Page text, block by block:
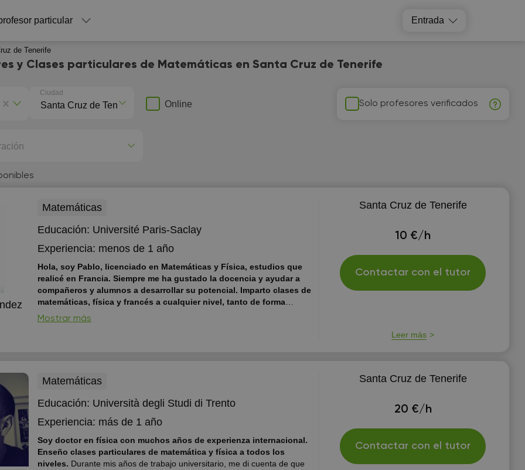
particular Entrada
de Tenerife
y Clases particulares de Matemáticas en Santa Cruz de Tenerife
Ciudad
Online Solo profesores verificados
Matemáticas
Educación: Université Paris-Saclay
Experiencia: menos de 1 año
Hola, soy Pablo, licenciado en Matemáticas y Física, estudios que
realicé en Francia. Siempre me ha gustado la docencia y ayudar a
compañeros y alumnos a desarrollar su potencial. Imparto clases de
matemáticas, física y francés a cualquier nivel, tanto de forma
presencial como online, adaptándome al ritmo y necesidades de
cada alumno.
Mostrar más
Santa Cruz de Tenerife
10 €/h
Contactar con el tutor
Leer más
Matemáticas
Educación: Università degli Studi di Trento
Experiencia: más de 1 año
Soy doctor en física con muchos años de experienza internacional.
Enseño clases particulares de matemática y física a todos los
niveles. Durante mis años de trabajo universitario, me di cuenta de que
Santa Cruz de Tenerife
20 €/h
Contactar con el tutor